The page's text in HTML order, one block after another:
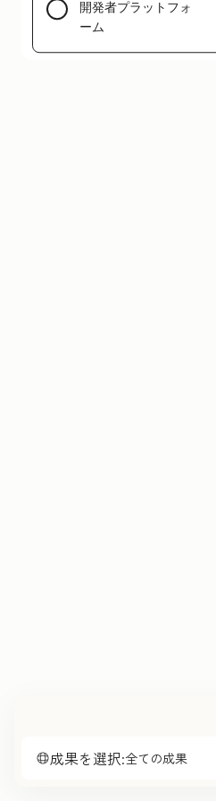
メニューを開く
成果を選択:全ての成果
開発者プラットフォ
ーム